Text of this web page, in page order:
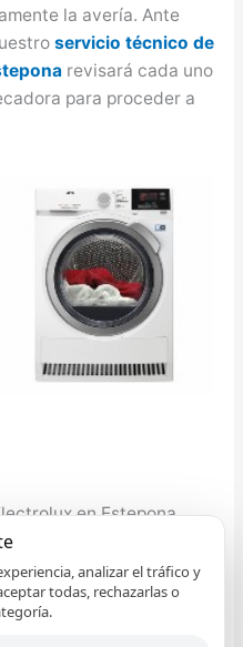
la avería. Ante
servicio técnico de
revisará cada uno
para proceder a
en Estepona
Frigoríficos Electrolux en
debe preocuparse si
su nevera Electrolux, el
le falta gas al
analizar el tráfico y
todas, rechazarlas o